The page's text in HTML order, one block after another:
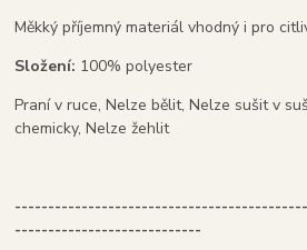
Měkký příjemný materiál vhodný i pro
Složení: 100% polyester
Praní v ruce, Nelze bělit, Nelze sušit v
chemicky, Nelze žehlit
----------------------------